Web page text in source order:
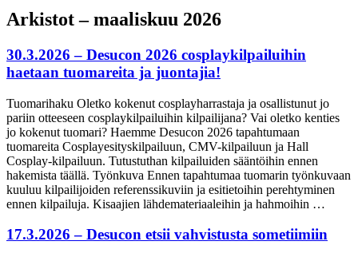
Arkistot – maaliskuu 2026
30.3.2026 – Desucon 2026 cosplaykilpailuihin
haetaan tuomareita ja juontajia!
Tuomarihaku Oletko kokenut cosplayharrastaja ja osallistunut jo
pariin otteeseen cosplaykilpailuihin kilpailijana? Vai oletko kenties
jo kokenut tuomari? Haemme Desucon 2026 tapahtumaan
tuomareita Cosplayesityskilpailuun, CMV-kilpailuun ja Hall
Cosplay-kilpailuun. Tutustuthan kilpailuiden sääntöihin ennen
hakemista täällä. Työnkuva Ennen tapahtumaa tuomarin työnkuvaan
kuuluu kilpailijoiden referenssikuviin ja esitietoihin perehtyminen
ennen kilpailuja. Kisaajien lähdemateriaaleihin ja hahmoihin …
17.3.2026 – Desucon etsii vahvistusta sometiimiin